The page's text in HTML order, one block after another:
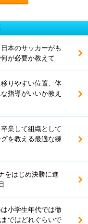
本のサッカーがも
が必要か教えて
りやすい位置、体
指導がいいか教え
業して組織として
を教える最適な練
をはじめ決勝に進
小学生年代では徹
ではどれぐらいで